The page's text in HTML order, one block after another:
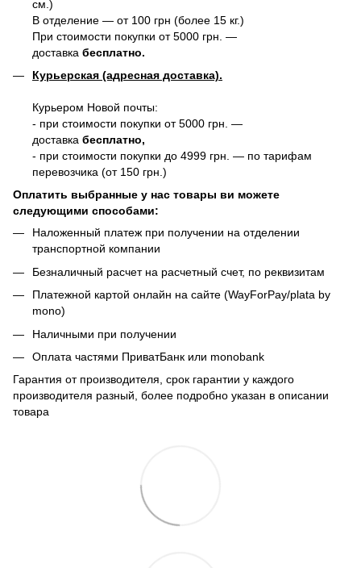
см.)
В отделение — от 100 грн (более 15 кг.)
При стоимости покупки от 5000 грн. —
доставка бесплатно.
Курьерская (адресная доставка).
Курьером Новой почты:
- при стоимости покупки от 5000 грн. —
доставка бесплатно,
- при стоимости покупки до 4999 грн. — по тарифам
перевозчика (от 150 грн.)
Оплатить выбранные у нас товары ви можете
следующими способами:
Наложенный платеж при получении на отделении
транспортной компании
Безналичный расчет на расчетный счет, по реквизитам
Платежной картой онлайн на сайте (WayForPay/plata by
mono)
Наличными при получении
Оплата частями ПриватБанк или monobank
Гарантия от производителя, срок гарантии у каждого
производителя разный, более подробно указан в описании
товара